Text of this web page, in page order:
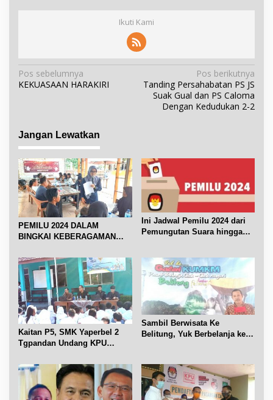
Ikuti Kami
N
a
g
a
s
i
p
o
s
Pos sebelumnya
KEKUASAAN HARAKIRI
Pos berikutnya
Tanding Persahabatan PS JS
Suak Gual dan PS Caloma
Dengan Kedudukan 2-2
Jangan Lewatkan
PEMILU 2024 DALAM
BINGKAI KEBERAGAMAN
Ini Jadwal Pemilu 2024 dari
Pemungutan Suara hingga
Kaitan P5, SMK Yaperbel 2
Tgpandan Undang KPU
tentang Pemilu kaitan Materi
Demokrasi di Lingkungan
Sekolah
Sambil Berwisata Ke
Belitung, Yuk Berbelanja ke